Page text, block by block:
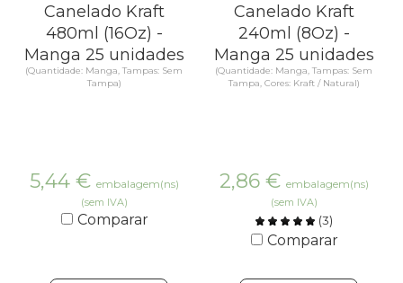
Canelado Kraft
480ml (16Oz) -
Manga 25 unidades
(Quantidade: Manga, Tampas: Sem
Tampa)
5,44 € embalagem(ns)
(sem IVA)
Comparar
Canelado Kraft
240ml (8Oz) -
Manga 25 unidades
(Quantidade: Manga, Tampas: Sem
Tampa, Cores: Kraft / Natural)
2,86 € embalagem(ns)
(sem IVA)
(3)
Comparar